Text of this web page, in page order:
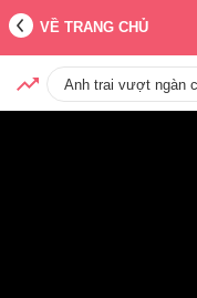
VỀ TRANG CHỦ
Anh trai vượt ngàn